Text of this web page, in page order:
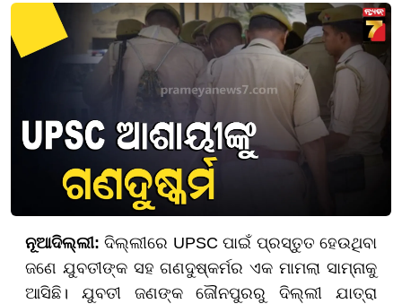
ନୂଆଦିଲ୍ଲୀ: ଦିଲ୍ଲୀରେ UPSC ପାଇଁ ପ୍ରସ୍ତୁତ ହେଉଥିବା
ଜଣେ ଯୁବତୀଙ୍କ ସହ ଗଣଦୁଷ୍କର୍ମର ଏକ ମାମଲା ସାମ୍ନାକୁ
ଆସିଛି। ଯୁବତୀ ଜଣଙ୍କ ଜୌନପୁରରୁ ଦିଲ୍ଲୀ ଯାତ୍ରା